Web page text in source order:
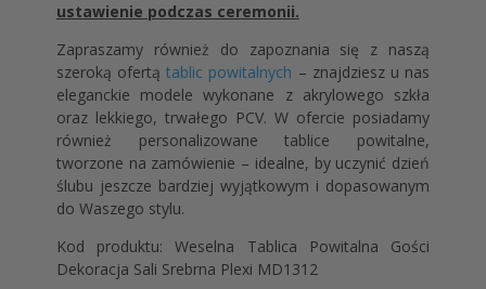
ustawienie podczas ceremonii.
Zapraszamy również do zapoznania się z naszą
szeroką ofertątablic powitalnych – znajdziesz u nas
eleganckie modele wykonane z akrylowego szkła
oraz lekkiego, trwałego PCV. W ofercie posiadamy
również personalizowane tablice powitalne,
tworzone na zamówienie – idealne, by uczynić dzień
ślubu jeszcze bardziej wyjątkowym i dopasowanym
do Waszego stylu.
Kod produktu: Weselna Tablica Powitalna Gości
Dekoracja Sali Srebrna Plexi MD1312